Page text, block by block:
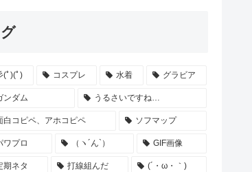
(ﾟ)(ﾟ) コスプレ 水着 グラビア
ンダム うるさいですね…
白コピペ、アホコピペ ソフマップ
ワプロ （ヽ´ん`） GIF画像
期ネタ 打線組んだ (´・ω・｀)